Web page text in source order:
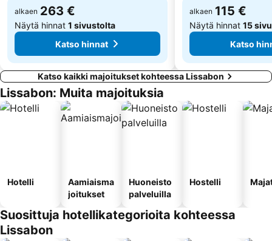
alkaen 263 €
Näytä hinnat 1 sivustolta
Katso hinnat
alkaen 115 €
Näytä hinnat 15
Katso
Katso kaikki majoitukset kohteessa Lissabon
Lissabon: Muita majoituksia
Hotelli
Aamiaisma
joitukset
Huoneisto
palveluilla
Hostelli
Suosittuja hotellikategorioita kohteessa
Lissabon